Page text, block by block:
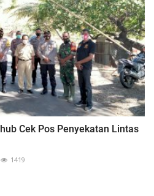
Cek Pos Penyekatan Lintas
1419